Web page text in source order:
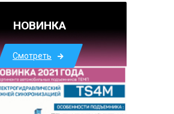
НОВИНКА
Смотреть